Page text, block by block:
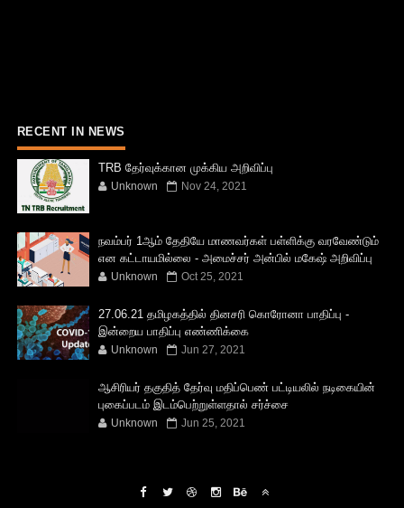
RECENT IN NEWS
TRB தேர்வுக்கான முக்கிய அறிவிப்பு
Unknown Nov 24, 2021
நவம்பர் 1ஆம் தேதியே மாணவர்கள் பள்ளிக்கு வரவேண்டும்
என கட்டாயமில்லை - அமைச்சர் அன்பில் மகேஷ் அறிவிப்பு
Unknown Oct 25, 2021
27.06.21 தமிழகத்தில் தினசரி கொரோனா பாதிப்பு -
இன்றைய பாதிப்பு எண்ணிக்கை
Unknown Jun 27, 2021
ஆசிரியர் தகுதித் தேர்வு மதிப்பெண் பட்டியலில் நடிகையின்
புகைப்படம் இடம்பெற்றுள்ளதால் சர்ச்சை
Unknown Jun 25, 2021